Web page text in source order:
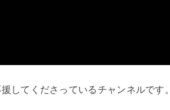
してくださっているチャンネルです。